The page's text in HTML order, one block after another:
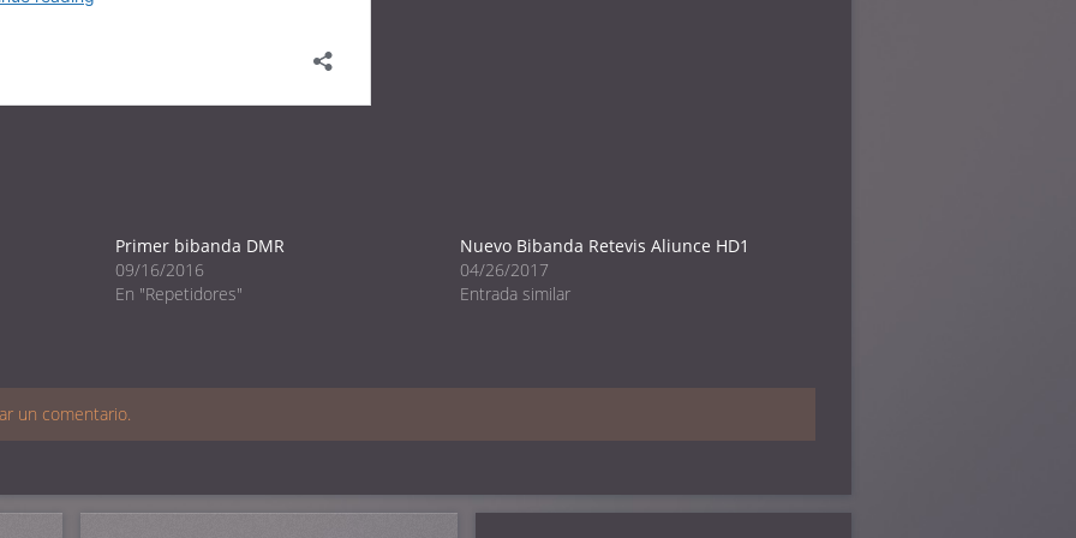
Primer bibanda DMR
09/16/2016
En "Repetidores"
Nuevo Bibanda Retevis Aliunce HD1
04/26/2017
Entrada similar
un comentario.